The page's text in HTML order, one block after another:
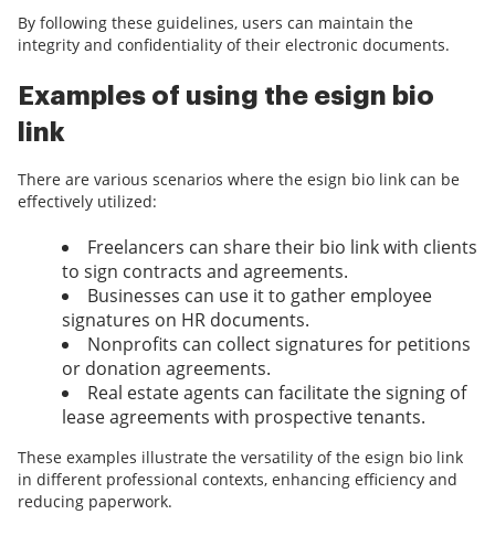
By following these guidelines, users can maintain the
integrity and confidentiality of their electronic documents.
Examples of using the esign bio
link
There are various scenarios where the esign bio link can be
effectively utilized:
Freelancers can share their bio link with clients
to sign contracts and agreements.
Businesses can use it to gather employee
signatures on HR documents.
Nonprofits can collect signatures for petitions
or donation agreements.
Real estate agents can facilitate the signing of
lease agreements with prospective tenants.
These examples illustrate the versatility of the esign bio link
in different professional contexts, enhancing efficiency and
reducing paperwork.